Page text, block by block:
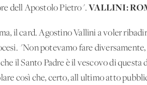
dell'Apostolo Pietro".VALLINI:
il card. Agostino Vallini a voler
"Non potevamo fare diversamente,
il Santo Padre è il vescovo di questa
così che, certo, all'ultimo atto